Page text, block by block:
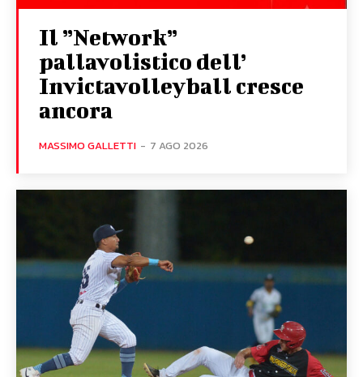
Il ”Network”
pallavolistico dell’
Invictavolleyball cresce
ancora
MASSIMO GALLETTI - 7 AGO 2026